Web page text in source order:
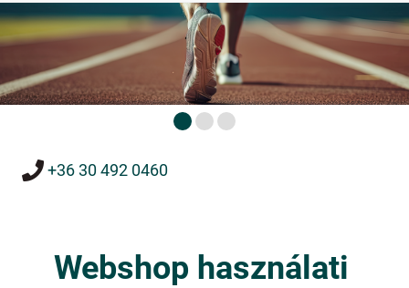
+36 30 492 0460
Webshop használati